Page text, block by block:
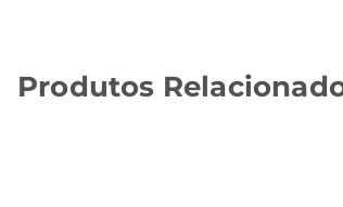
em seguida. O uso diário
Produtos